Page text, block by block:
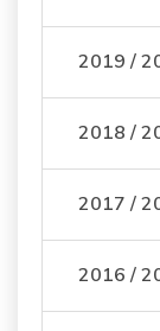
2019 /
2018 /
2017 /
2016 /